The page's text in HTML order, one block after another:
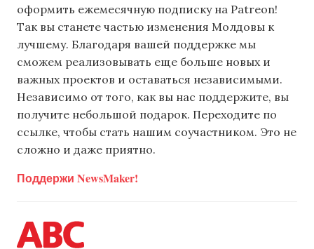
оформить ежемесячную подписку на Patreon!
Так вы станете частью изменения Молдовы к
лучшему. Благодаря вашей поддержке мы
сможем реализовывать еще больше новых и
важных проектов и оставаться независимыми.
Независимо от того, как вы нас поддержите, вы
получите небольшой подарок. Переходите по
ссылке, чтобы стать нашим соучастником. Это не
сложно и даже приятно.
Поддержи NewsMaker!